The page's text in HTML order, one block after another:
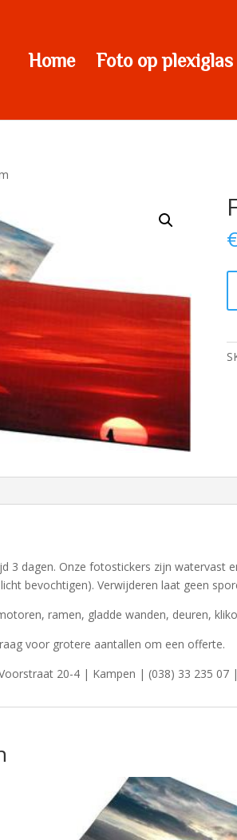
Home Foto op plexiglas
3 dagen. Onze fotostickers zijn watervast
bevochtigen). Verwijderen laat geen
ramen, gladde wanden, deuren,
voor grotere aantallen om een offerte.
20-4 | Kampen | (038) 33 235 07